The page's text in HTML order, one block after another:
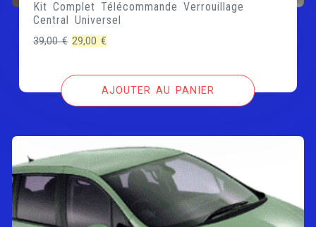
Kit Complet Télécommande Verrouillage
Central Universel
39,00€ Le
initial
29,00€
actuel
est :
AJOUTER AU PANIER